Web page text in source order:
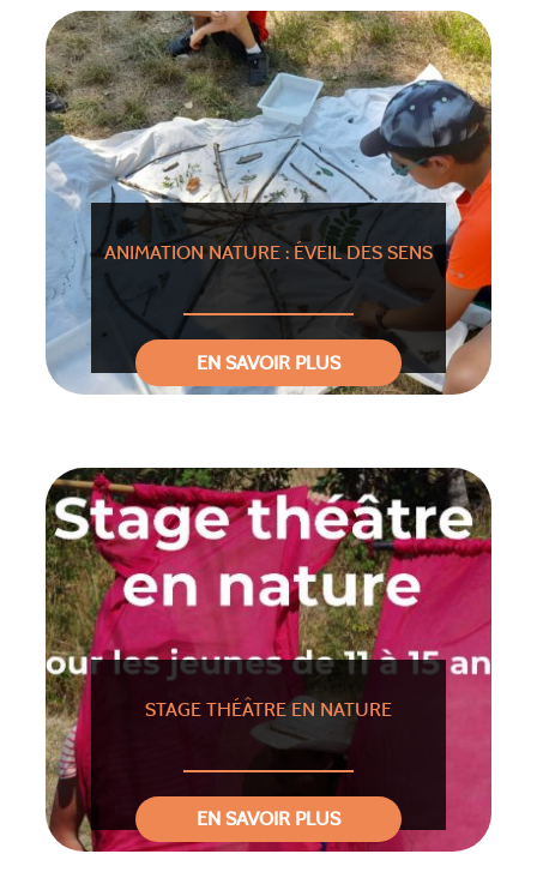
ANIMATION NATURE : ÉVEIL DES SENS
EN SAVOIR PLUS
STAGE THÉÂTRE EN NATURE
EN SAVOIR PLUS